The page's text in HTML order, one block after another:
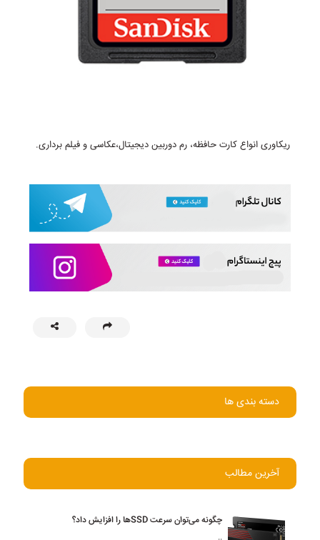
دسته بندی ها
آخرین مطالب
چگونه می‌توان سرعت SSDها را افزایش داد؟
ریکاوری انواع کارت حافظه، رم دوربین دیجیتال،عکاسی و فیلم برداری.